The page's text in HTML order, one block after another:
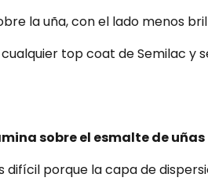
la uña, con el lado menos
top coat de Semilac y
sobre el esmalte de uñas
difícil porque la capa de